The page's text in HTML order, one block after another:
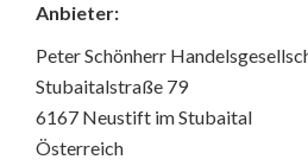
Anbieter:
Peter Schönherr
Stubaitalstraße 79
6167 Neustift im Stubaital
Österreich